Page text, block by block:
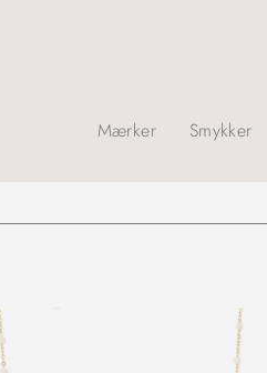
Mærker Smykker